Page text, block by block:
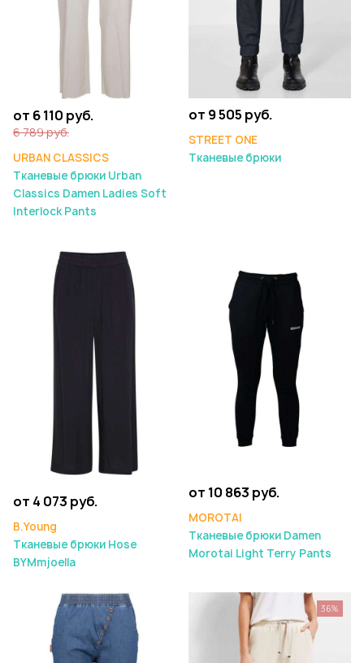
от 6 110 руб.
6 789 руб.
URBAN CLASSICS
Тканевые брюки Urban
Classics Damen Ladies Soft
Interlock Pants
от 9 505 руб.
STREET ONE
Тканевые брюки
от 4 073 руб.
B.Young
Тканевые брюки Hose
BYMmjoella
от 10 863 руб.
MOROTAI
Тканевые брюки Damen
Morotai Light Terry Pants
36%